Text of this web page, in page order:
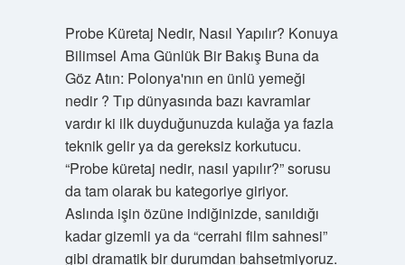
Probe Küretaj Nedir, Nasıl Yapılır? Konuya
Bilimsel Ama Günlük Bir Bakış Buna da
Göz Atın: Polonya'nın en ünlü yemeği
nedir ? Tıp dünyasında bazı kavramlar
vardır ki ilk duyduğunuzda kulağa ya fazla
teknik gelir ya da gereksiz korkutucu.
“Probe küretaj nedir, nasıl yapılır?” sorusu
da tam olarak bu kategoriye giriyor.
Aslında işin özüne indiğinizde, sanıldığı
kadar gizemli ya da “cerrahi film sahnesi”
gibi dramatik bir durumdan bahsetmiyoruz.